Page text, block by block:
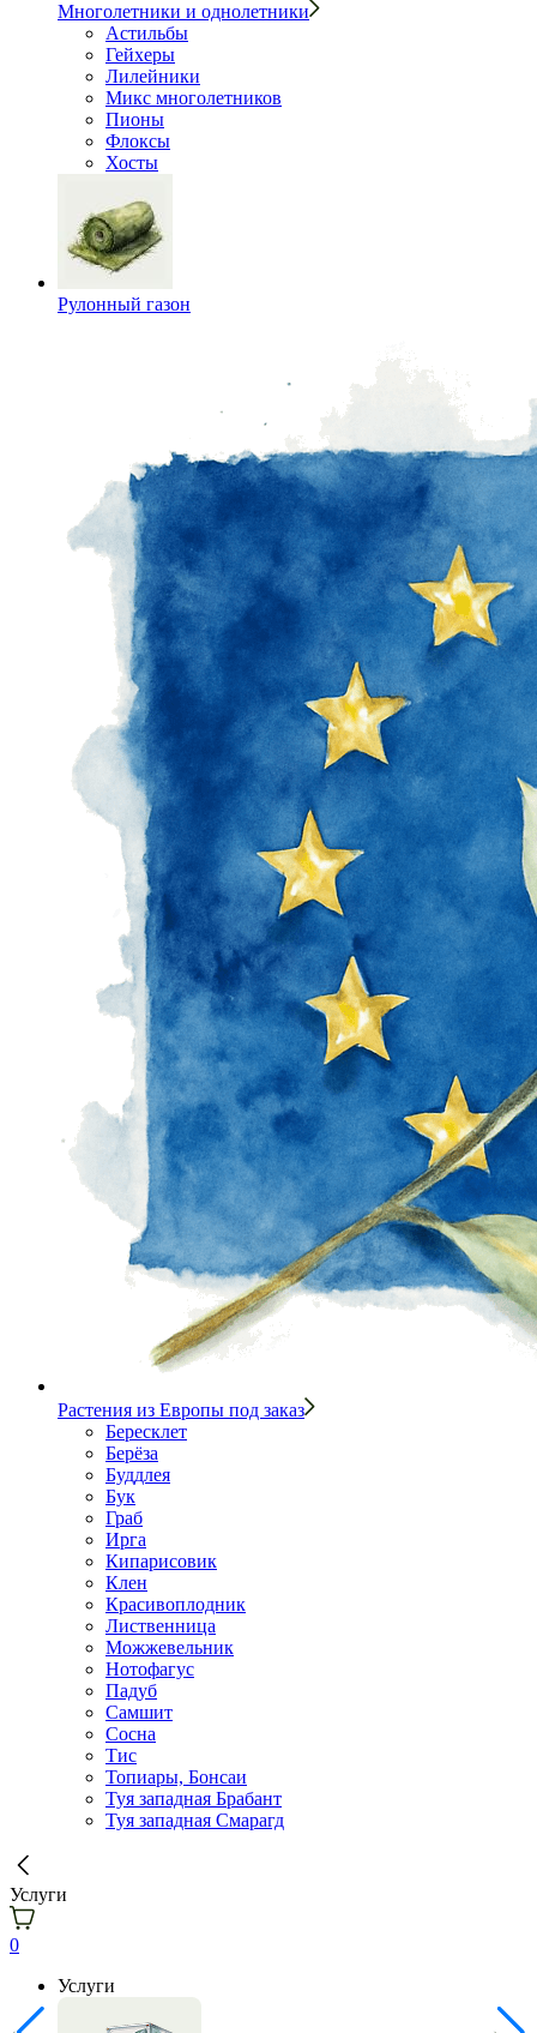
Многолетники и однолетники
Астильбы
Гейхеры
Лилейники
Микс многолетников
Пионы
Флоксы
Хосты
Рулонный газон
Растения из Европы под заказ
Бересклет
Берёза
Буддлея
Бук
Граб
Ирга
Кипарисовик
Клен
Красивоплодник
Лиственница
Можжевельник
Нотофагус
Падуб
Самшит
Сосна
Тис
Топиары, Бонсаи
Туя западная Брабант
Туя западная Смарагд
Услуги
0
Услуги